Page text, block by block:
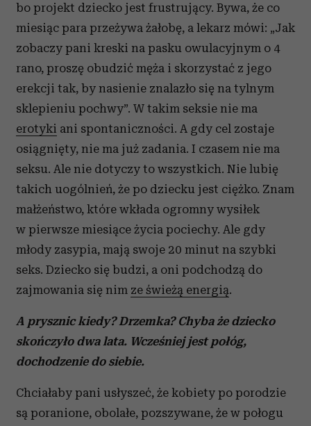
bo projekt dziecko jest frustrujący. Bywa, że co
miesiąc para przeżywa żałobę, a lekarz mówi: „Jak
zobaczy pani kreski na pasku owulacyjnym o 4
rano, proszę obudzić męża i skorzystać z jego
erekcji tak, by nasienie znalazło się na tylnym
sklepieniu pochwy”. W takim seksie nie ma
erotyki ani spontaniczności. A gdy cel zostaje
osiągnięty, nie ma już zadania. I czasem nie ma
seksu. Ale nie dotyczy to wszystkich. Nie lubię
takich uogólnień, że po dziecku jest ciężko. Znam
małżeństwo, które wkłada ogromny wysiłek
w pierwsze miesiące życia pociechy. Ale gdy
młody zasypia, mają swoje 20 minut na szybki
seks. Dziecko się budzi, a oni podchodzą do
zajmowania się nim ze świeżą energią.
A prysznic kiedy? Drzemka? Chyba że dziecko
skończyło dwa lata. Wcześniej jest połóg,
dochodzenie do siebie.
Chciałaby pani usłyszeć, że kobiety po porodzie
są poranione, obolałe, pozszywane, że w połogu